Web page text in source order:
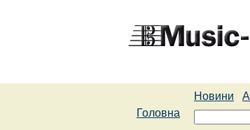
Новини
Головна